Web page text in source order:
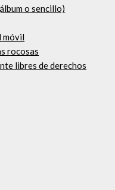
o sencillo)
móvil
rocosas
libres de derechos